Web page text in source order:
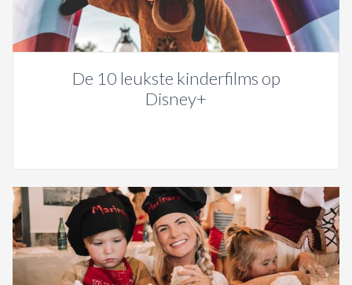
De 10 leukste kinderfilms op
Disney+